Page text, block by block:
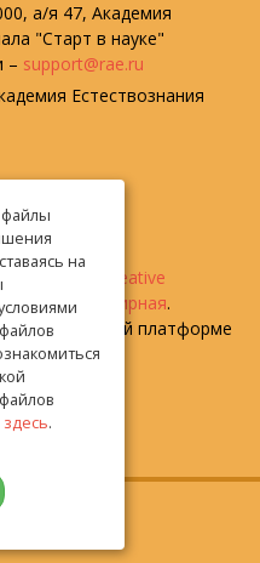
а/я 47, Академия
"Старт в науке"
– support@rae.ru
Естествознания
лицензии Creative
4.0 Всемирная.
издательской платформе
данных
на
.